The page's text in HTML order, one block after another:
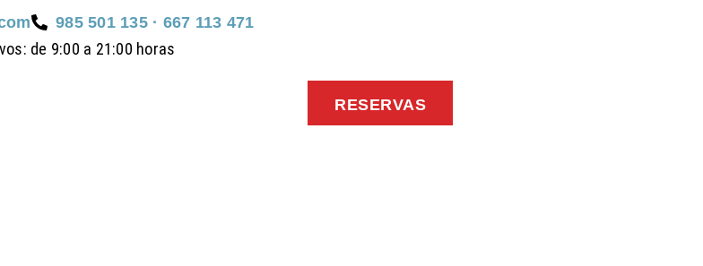
985 501 135 · 667 113 471
de 9:00 a 21:00 horas
RESERVAS